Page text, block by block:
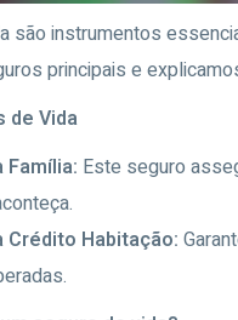
são instrumentos
principais e
de Vida
Família: Este seguro
Crédito Habitação: